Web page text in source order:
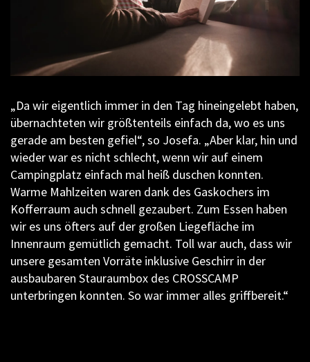
„Da wir eigentlich immer in den Tag hineingelebt haben,
übernachteten wir größtenteils einfach da, wo es uns
gerade am besten gefiel“, so Josefa. „Aber klar, hin und
wieder war es nicht schlecht, wenn wir auf einem
Campingplatz einfach mal heiß duschen konnten.
Warme Mahlzeiten waren dank des Gaskochers im
Kofferraum auch schnell gezaubert. Zum Essen haben
wir es uns öfters auf der großen Liegefläche im
Innenraum gemütlich gemacht. Toll war auch, dass wir
unsere gesamten Vorräte inklusive Geschirr in der
ausbaubaren Stauraumbox des CROSSCAMP
unterbringen konnten. So war immer alles griffbereit.“